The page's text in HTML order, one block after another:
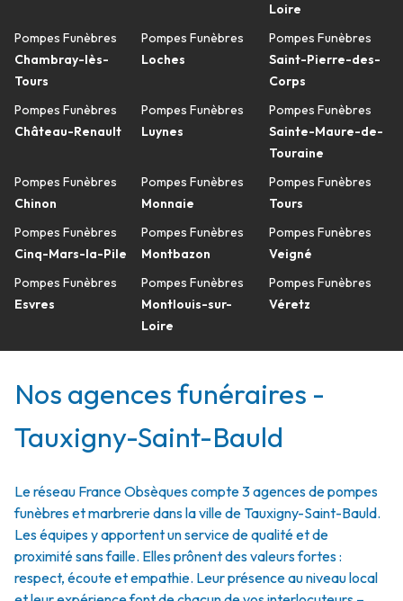
Pompes Funèbres
Chambray-lès-
Tours
Pompes Funèbres
Château-Renault
Pompes Funèbres
Chinon
Pompes Funèbres
Cinq-Mars-la-Pile
Pompes Funèbres
Esvres
Pompes Funèbres
Loches
Pompes Funèbres
Luynes
Pompes Funèbres
Monnaie
Pompes Funèbres
Montbazon
Pompes Funèbres
Montlouis-sur-
Loire
Loire
Pompes Funèbres
Saint-Pierre-des-
Corps
Pompes Funèbres
Sainte-Maure-de-
Touraine
Pompes Funèbres
Tours
Pompes Funèbres
Veigné
Pompes Funèbres
Véretz
Nos agences funéraires -
Tauxigny-Saint-Bauld
Le réseau France Obsèques compte 3 agences de pompes
funèbres et marbrerie dans la ville de Tauxigny-Saint-Bauld.
Les équipes y apportent un service de qualité et de
proximité sans faille. Elles prônent des valeurs fortes :
respect, écoute et empathie. Leur présence au niveau local